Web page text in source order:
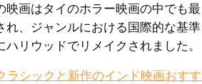
映画はタイのホラー映画の中でも
れ、ジャンルにおける国際的な基準
ハリウッドでリメイクされました。
ラシックと新作のインド映画おす